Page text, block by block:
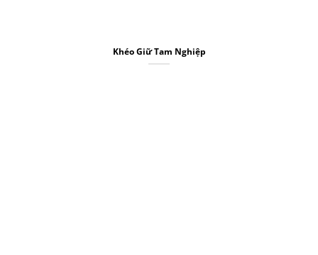
Khéo Giữ Tam Nghiệp